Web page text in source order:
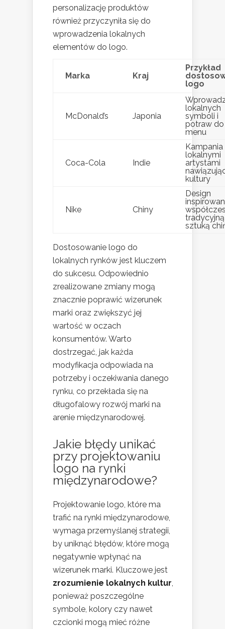
personalizację produktów
również przyczyniła się do
wprowadzenia lokalnych
elementów do logo.
Marka Kraj
Przykład
logo
McDonald’s Japonia
lokalnych
symboli i
potraw do
menu
Coca-Cola Indie
Kampania
lokalnymi
artystami
kultury
Nike Chiny
Design
tradycyjną
sztuką
Dostosowanie logo do
lokalnych rynków jest kluczem
do sukcesu. Odpowiednio
zrealizowane zmiany mogą
znacznie poprawić wizerunek
marki oraz zwiększyć jej
wartość w oczach
konsumentów. Warto
dostrzegać, jak każda
modyfikacja odpowiada na
potrzeby i oczekiwania danego
rynku, co przekłada się na
długofalowy rozwój marki na
arenie międzynarodowej.
Jakie błędy unikać
przy projektowaniu
logo na rynki
międzynarodowe?
Projektowanie logo, które ma
trafić na rynki międzynarodowe,
wymaga przemyślanej strategii,
by uniknąć błędów, które mogą
negatywnie wpłynąć na
wizerunek marki. Kluczowe jest
zrozumienie lokalnych kultur
ponieważ poszczególne
symbole, kolory czy nawet
czcionki mogą mieć różne